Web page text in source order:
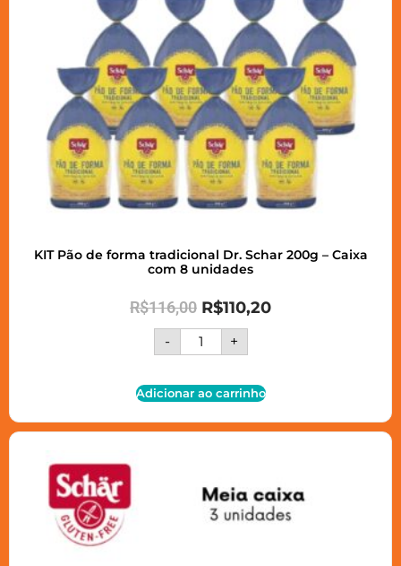
KIT Pão de forma tradicional Dr. Schar 200g – Caixa
com 8 unidades
R$116,00 R$110,20
- +
Adicionar ao carrinho